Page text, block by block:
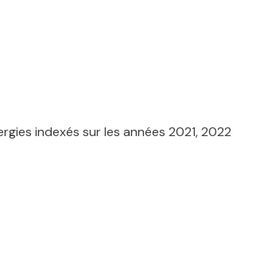
indexés sur les années 2021, 2022